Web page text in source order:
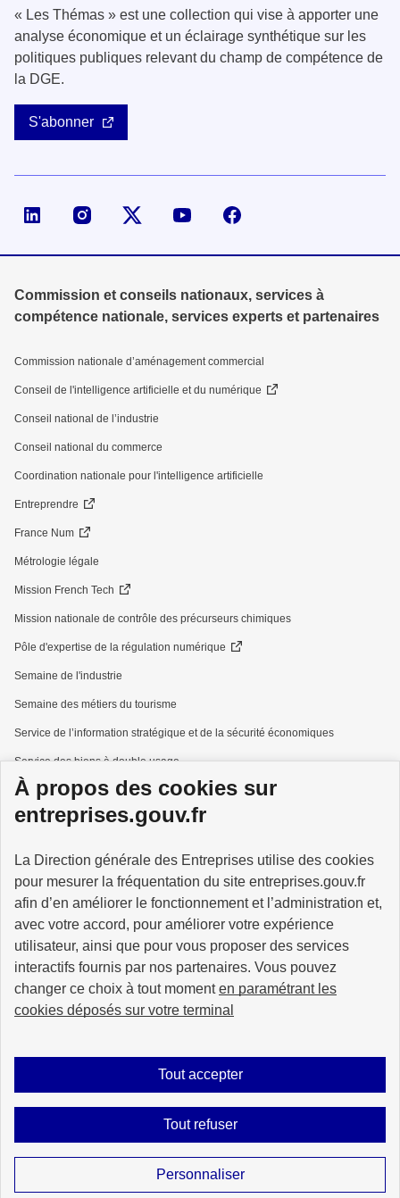
À propos des cookies sur
entreprises.gouv.fr
La Direction générale des Entreprises utilise des cookies
pour mesurer la fréquentation du site entreprises.gouv.fr
afin d’en améliorer le fonctionnement et l’administration et,
avec votre accord, pour améliorer votre expérience
utilisateur, ainsi que pour vous proposer des services
interactifs fournis par nos partenaires. Vous pouvez
changer ce choix à tout momenten paramétrant les
cookies déposés sur votre terminal
Tout accepter
Tout refuser
Personnaliser
« Les Thémas » est une collection qui vise à apporter une
analyse économique et un éclairage synthétique sur les
politiques publiques relevant du champ de compétence de
la DGE.
S'abonner
Page LinkedIn de la DGECompte X (ex-Twitter) de la DGE
Commission et conseils nationaux, services à
compétence nationale, services experts et partenaires
Commission nationale d’aménagement commercial
Conseil de l'intelligence artificielle et du numérique
Conseil national de l’industrie
Conseil national du commerce
Coordination nationale pour l'intelligence artificielle
Entreprendre
France Num
Métrologie légale
Mission French Tech
Mission nationale de contrôle des précurseurs chimiques
Pôle d'expertise de la régulation numérique
Semaine de l'industrie
Semaine des métiers du tourisme
Service de l’information stratégique et de la sécurité économiques
Service des biens à double usage
Services à la personne
GOUVERNEMENT
info.gouv.fr service-public.gouv.fr
Plan du site Accessibilité : partiellement conforme Mentions légales
Gestion des cookies
Sauf mention explicite de propriété intellectuelle détenue par des tiers, les